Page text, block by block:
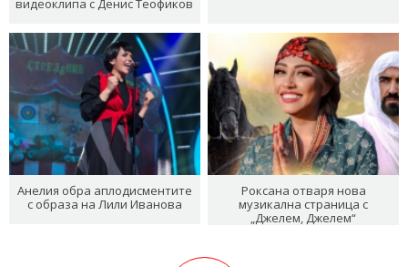
видеоклипа с Денис Теофиков
Анелия обра аплодисментите
с образа на Лили Иванова
Роксана отваря нова
музикална страница с
„Джелем, Джелем“